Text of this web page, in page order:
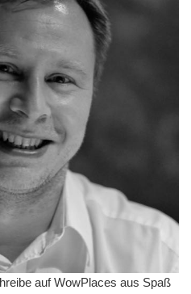
auf WowPlaces aus Spaß